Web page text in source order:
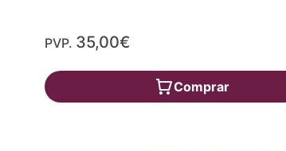
PVP. 35,00€
Comprar